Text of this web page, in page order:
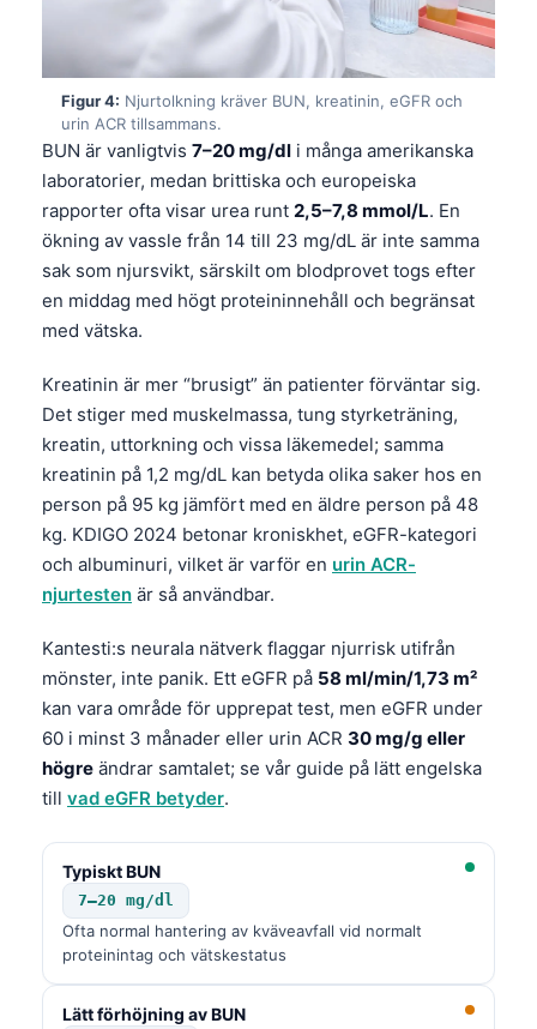
Figur 4: Njurtolkning kräver BUN, kreatinin, eGFR och
urin ACR tillsammans.
BUN är vanligtvis 7–20 mg/dl i många amerikanska
laboratorier, medan brittiska och europeiska
rapporter ofta visar urea runt 2,5–7,8 mmol/L. En
ökning av vassle från 14 till 23 mg/dL är inte samma
sak som njursvikt, särskilt om blodprovet togs efter
en middag med högt proteininnehåll och begränsat
med vätska.
Kreatinin är mer “brusigt” än patienter förväntar sig.
Det stiger med muskelmassa, tung styrketräning,
kreatin, uttorkning och vissa läkemedel; samma
kreatinin på 1,2 mg/dL kan betyda olika saker hos en
person på 95 kg jämfört med en äldre person på 48
kg. KDIGO 2024 betonar kroniskhet, eGFR-kategori
och albuminuri, vilket är varför en urin ACR-
njurtesten är så användbar.
Kantesti:s neurala nätverk flaggar njurrisk utifrån
mönster, inte panik. Ett eGFR på 58 ml/min/1,73 m²
kan vara område för upprepat test, men eGFR under
60 i minst 3 månader eller urin ACR 30 mg/g eller
högre ändrar samtalet; se vår guide på lätt engelska
till vad eGFR betyder.
Typiskt BUN
7–20 mg/dl
Ofta normal hantering av kväveavfall vid normalt
proteinintag och vätskestatus
Lätt förhöjning av BUN